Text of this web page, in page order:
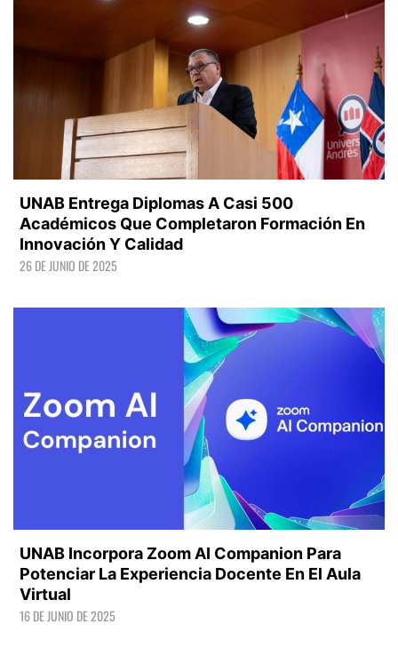
UNAB Entrega Diplomas A Casi 500
Académicos Que Completaron Formación En
Innovación Y Calidad
26 DE JUNIO DE 2025
UNAB Incorpora Zoom AI Companion Para
Potenciar La Experiencia Docente En El Aula
Virtual
16 DE JUNIO DE 2025